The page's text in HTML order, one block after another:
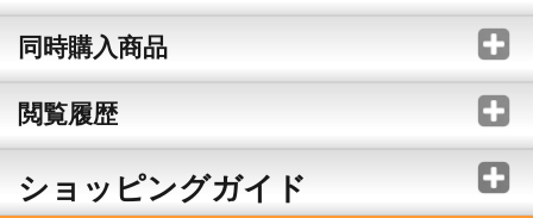
同時購入商品
閲覧履歴
ショッピングガイド